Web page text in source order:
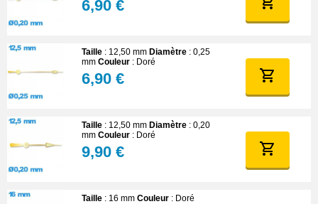
6,90 €
Taille : 12,50 mm Diamètre : 0,25
mm Couleur : Doré
6,90 €
Taille : 12,50 mm Diamètre : 0,20
mm Couleur : Doré
9,90 €
Taille : 16 mm Couleur : Doré